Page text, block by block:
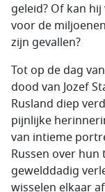
geleid? Of kan
voor de
zijn gevallen?
Tot op de dag
dood van Jozef
Rusland diep
pijnlijke
van intieme
Russen over hun
gewelddadig
wisselen elkaar